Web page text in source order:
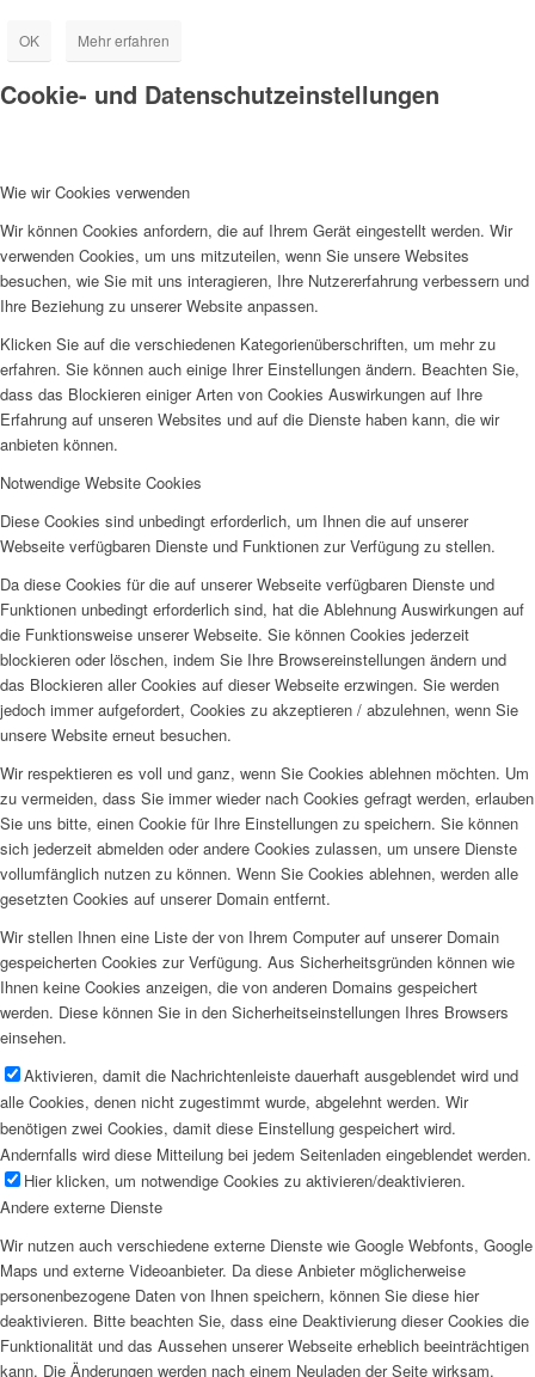
OK Mehr erfahren
Cookie- und Datenschutzeinstellungen
Wie wir Cookies verwenden
Wir können Cookies anfordern, die auf Ihrem Gerät eingestellt werden. Wir
verwenden Cookies, um uns mitzuteilen, wenn Sie unsere Websites
besuchen, wie Sie mit uns interagieren, Ihre Nutzererfahrung verbessern und
Ihre Beziehung zu unserer Website anpassen.
Klicken Sie auf die verschiedenen Kategorienüberschriften, um mehr zu
erfahren. Sie können auch einige Ihrer Einstellungen ändern. Beachten Sie,
dass das Blockieren einiger Arten von Cookies Auswirkungen auf Ihre
Erfahrung auf unseren Websites und auf die Dienste haben kann, die wir
anbieten können.
Notwendige Website Cookies
Diese Cookies sind unbedingt erforderlich, um Ihnen die auf unserer
Webseite verfügbaren Dienste und Funktionen zur Verfügung zu stellen.
Da diese Cookies für die auf unserer Webseite verfügbaren Dienste und
Funktionen unbedingt erforderlich sind, hat die Ablehnung Auswirkungen auf
die Funktionsweise unserer Webseite. Sie können Cookies jederzeit
blockieren oder löschen, indem Sie Ihre Browsereinstellungen ändern und
das Blockieren aller Cookies auf dieser Webseite erzwingen. Sie werden
jedoch immer aufgefordert, Cookies zu akzeptieren / abzulehnen, wenn Sie
unsere Website erneut besuchen.
Wir respektieren es voll und ganz, wenn Sie Cookies ablehnen möchten. Um
zu vermeiden, dass Sie immer wieder nach Cookies gefragt werden, erlauben
Sie uns bitte, einen Cookie für Ihre Einstellungen zu speichern. Sie können
sich jederzeit abmelden oder andere Cookies zulassen, um unsere Dienste
vollumfänglich nutzen zu können. Wenn Sie Cookies ablehnen, werden alle
gesetzten Cookies auf unserer Domain entfernt.
Wir stellen Ihnen eine Liste der von Ihrem Computer auf unserer Domain
gespeicherten Cookies zur Verfügung. Aus Sicherheitsgründen können wie
Ihnen keine Cookies anzeigen, die von anderen Domains gespeichert
werden. Diese können Sie in den Sicherheitseinstellungen Ihres Browsers
einsehen.
Aktivieren, damit die Nachrichtenleiste dauerhaft ausgeblendet wird und
alle Cookies, denen nicht zugestimmt wurde, abgelehnt werden. Wir
benötigen zwei Cookies, damit diese Einstellung gespeichert wird.
Andernfalls wird diese Mitteilung bei jedem Seitenladen eingeblendet werden.
Hier klicken, um notwendige Cookies zu aktivieren/deaktivieren.
Andere externe Dienste
Wir nutzen auch verschiedene externe Dienste wie Google Webfonts, Google
Maps und externe Videoanbieter. Da diese Anbieter möglicherweise
personenbezogene Daten von Ihnen speichern, können Sie diese hier
deaktivieren. Bitte beachten Sie, dass eine Deaktivierung dieser Cookies die
Funktionalität und das Aussehen unserer Webseite erheblich beeinträchtigen
kann. Die Änderungen werden nach einem Neuladen der Seite wirksam.